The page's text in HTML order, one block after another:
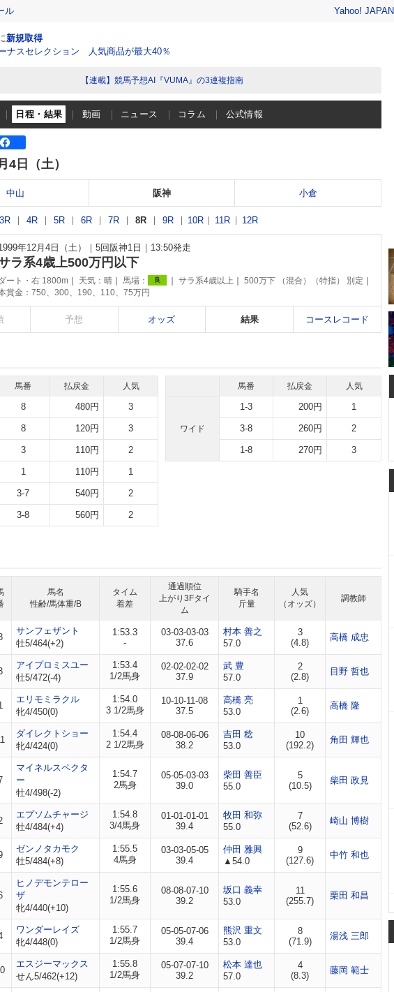
ル Yahoo! JAPAN
新規取得
ナスセレクション 人気商品が最大40％
【連載】競馬予想AI『VUMA』の3連複指南
日程・結果 動画 ニュース コラム 公式情報
4日（土）
中山 阪神 小倉
3R 4R 5R 6R 7R 8R 9R 10R 11R 12R
年12月4日（土） 5回阪神1日 13:50発走
ラ系4歳上500万円以下
ート・右 1800m 天気： 晴 馬場： 良 サラ系4歳以上
500万下 （混合）（特指） 別定
賞金：750、300、190、110、75万円
予想 オッズ 結果 コースレコード
馬番 払戻金 人気
8 480円 3
8 120円 3
3 110円 2
1 110円 1
3-7 540円 2
3-8 560円 2
馬番 払戻金 人気
ワイド
1-3 200円 1
3-8 260円 2
1-8 270円 3
馬名
性齢/馬体重/B
タイム
着差
通過順位
上がり3Fタイ
ム
騎手名
斤量
人気
（オッズ）
調教師
サンフェザント
牡5/464(+2)
1:53.3
-
03-03-03-03
37.6
村本 善之
57.0
3
(4.8)
高橋 成忠
アイプロミスユー
牡5/472(-4)
1:53.4
1/2馬身
02-02-02-02
37.9
武 豊
57.0
2
(2.8)
目野 哲也
エリモミラクル
牝4/450(0)
1:54.0
3 1/2馬身
10-10-11-08
37.5
高橋 亮
53.0
1
(2.6)
高橋 隆
ダイレクトショー
牝4/424(0)
1:54.4
2 1/2馬身
08-08-06-06
38.2
吉田 稔
53.0
10
(192.2)
角田 輝也
マイネルスペクタ
ー
牡4/498(-2)
1:54.7
2馬身
05-05-03-03
39.0
柴田 善臣
55.0
5
(10.5)
柴田 政見
エプソムチャージ
牡4/484(+4)
1:54.8
3/4馬身
01-01-01-01
39.4
牧田 和弥
55.0
7
(52.6)
崎山 博樹
ゼンノタカモク
牡5/484(+8)
1:55.5
4馬身
03-03-05-05
39.4
仲田 雅興
▲54.0
9
(127.6)
中竹 和也
ヒノデモンテロー
ザ
牝4/440(+10)
1:55.6
1/2馬身
08-08-07-10
39.2
坂口 義幸
53.0
11
(255.7)
栗田 和昌
ワンダーレイズ
牝4/448(0)
1:55.7
1/2馬身
05-05-07-06
39.4
熊沢 重文
53.0
8
(71.9)
湯浅 三郎
エスジーマックス
せん5/462(+12)
1:55.8
1/2馬身
05-07-07-10
39.2
松本 達也
57.0
4
(8.3)
藤岡 範士